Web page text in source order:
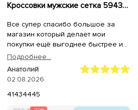
Кроссовки мужские сетка 594396 Белые
Все супер спасибо большое за
магазин который делает мои
покупки ещё выгоднее быстрее и
качественнее,спасибо большое
всему коллективу магазина
Sezon.ua за самоё лучшее
обслуживание качество продукции
и быструю доставку на адрес.
Подробнее...
Анатолий
02.08.2026
41434445